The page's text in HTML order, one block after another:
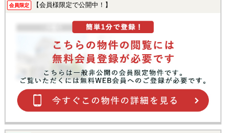
会員限定 【会員様限定で公開中！】